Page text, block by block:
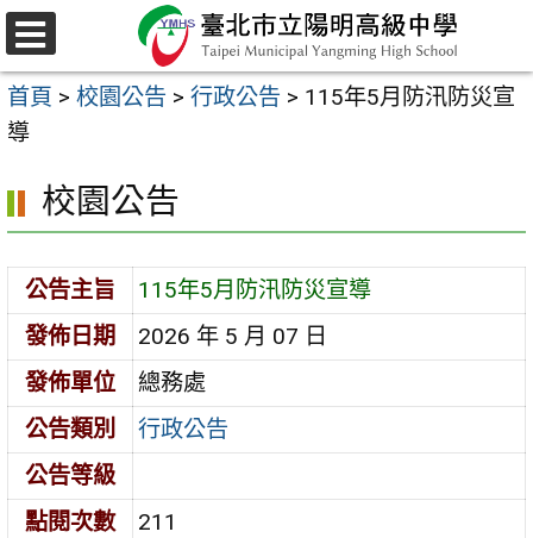
跳
至
主
要
容
區
選
單
首頁 > 校園公告 > 行政公告 > 115年5月防汛防災宣
導
校園公告
公告主旨
115年5月防汛防災宣導
發佈日期
2026 年 5 月 07 日
發佈單位
總務處
公告類別
行政公告
公告等級
點閱次數
211